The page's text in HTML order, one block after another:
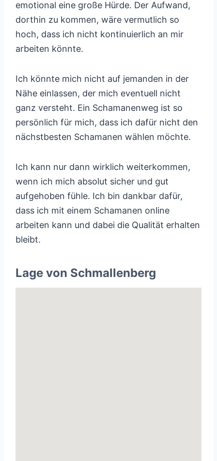
emotional eine große Hürde. Der Aufwand,
dorthin zu kommen, wäre vermutlich so
hoch, dass ich nicht kontinuierlich an mir
arbeiten könnte.
Ich könnte mich nicht auf jemanden in der
Nähe einlassen, der mich eventuell nicht
ganz versteht. Ein Schamanenweg ist so
persönlich für mich, dass ich dafür nicht den
nächstbesten Schamanen wählen möchte.
Ich kann nur dann wirklich weiterkommen,
wenn ich mich absolut sicher und gut
aufgehoben fühle. Ich bin dankbar dafür,
dass ich mit einem Schamanen online
arbeiten kann und dabei die Qualität erhalten
bleibt.
Lage von Schmallenberg